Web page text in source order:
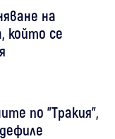
на
който се
по "Тракия",